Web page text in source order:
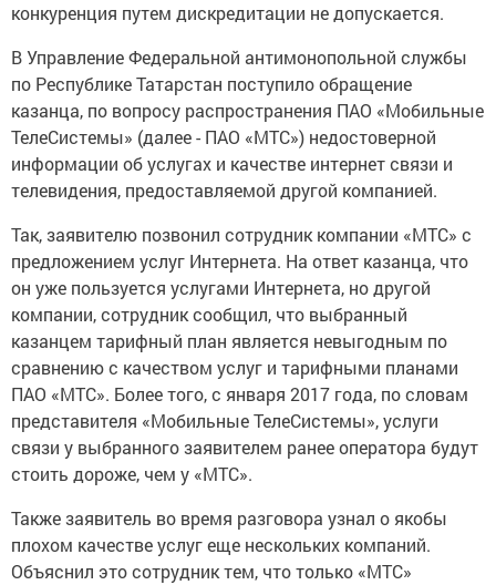
конкуренция путем дискредитации не допускается.
В Управление Федеральной антимонопольной службы
по Республике Татарстан поступило обращение
казанца, по вопросу распространения ПАО «Мобильные
ТелеСистемы» (далее - ПАО «МТС») недостоверной
информации об услугах и качестве интернет связи и
телевидения, предоставляемой другой компанией.
Так, заявителю позвонил сотрудник компании «МТС» с
предложением услуг Интернета. На ответ казанца, что
он уже пользуется услугами Интернета, но другой
компании, сотрудник сообщил, что выбранный
казанцем тарифный план является невыгодным по
сравнению с качеством услуг и тарифными планами
ПАО «МТС». Более того, с января 2017 года, по словам
представителя «Мобильные ТелеСистемы», услуги
связи у выбранного заявителем ранее оператора будут
стоить дороже, чем у «МТС».
Также заявитель во время разговора узнал о якобы
плохом качестве услуг еще нескольких компаний.
Объяснил это сотрудник тем, что только «МТС»